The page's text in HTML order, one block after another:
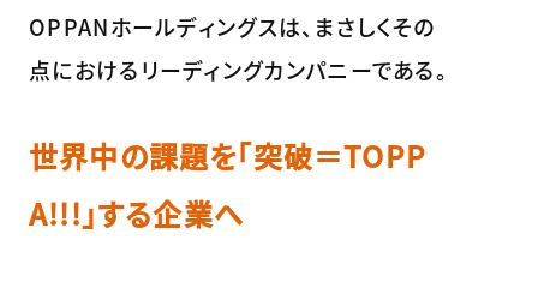
OPPANホールディングスは、まさしくその
点におけるリーディングカンパニーである。
世界中の課題を「突破＝TOPP
A!!!」する企業へ